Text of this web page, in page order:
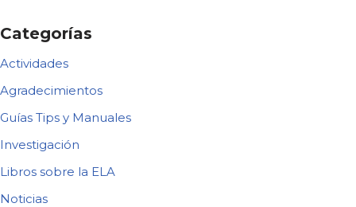
Categorías
Actividades
Agradecimientos
Guías Tips y Manuales
Investigación
Libros sobre la ELA
Noticias